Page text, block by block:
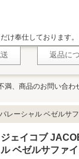
け奉仕しております。
返品に
満、商品のお問い合わ
レーシャル ベゼルサ
ジェイコブ
ル ベゼルサファ